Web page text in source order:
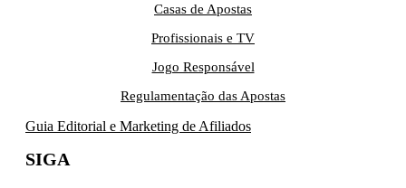
Casas de Apostas
Profissionais e TV
Jogo Responsável
Regulamentação das Apostas
Guia Editorial e Marketing de Afiliados
SIGA